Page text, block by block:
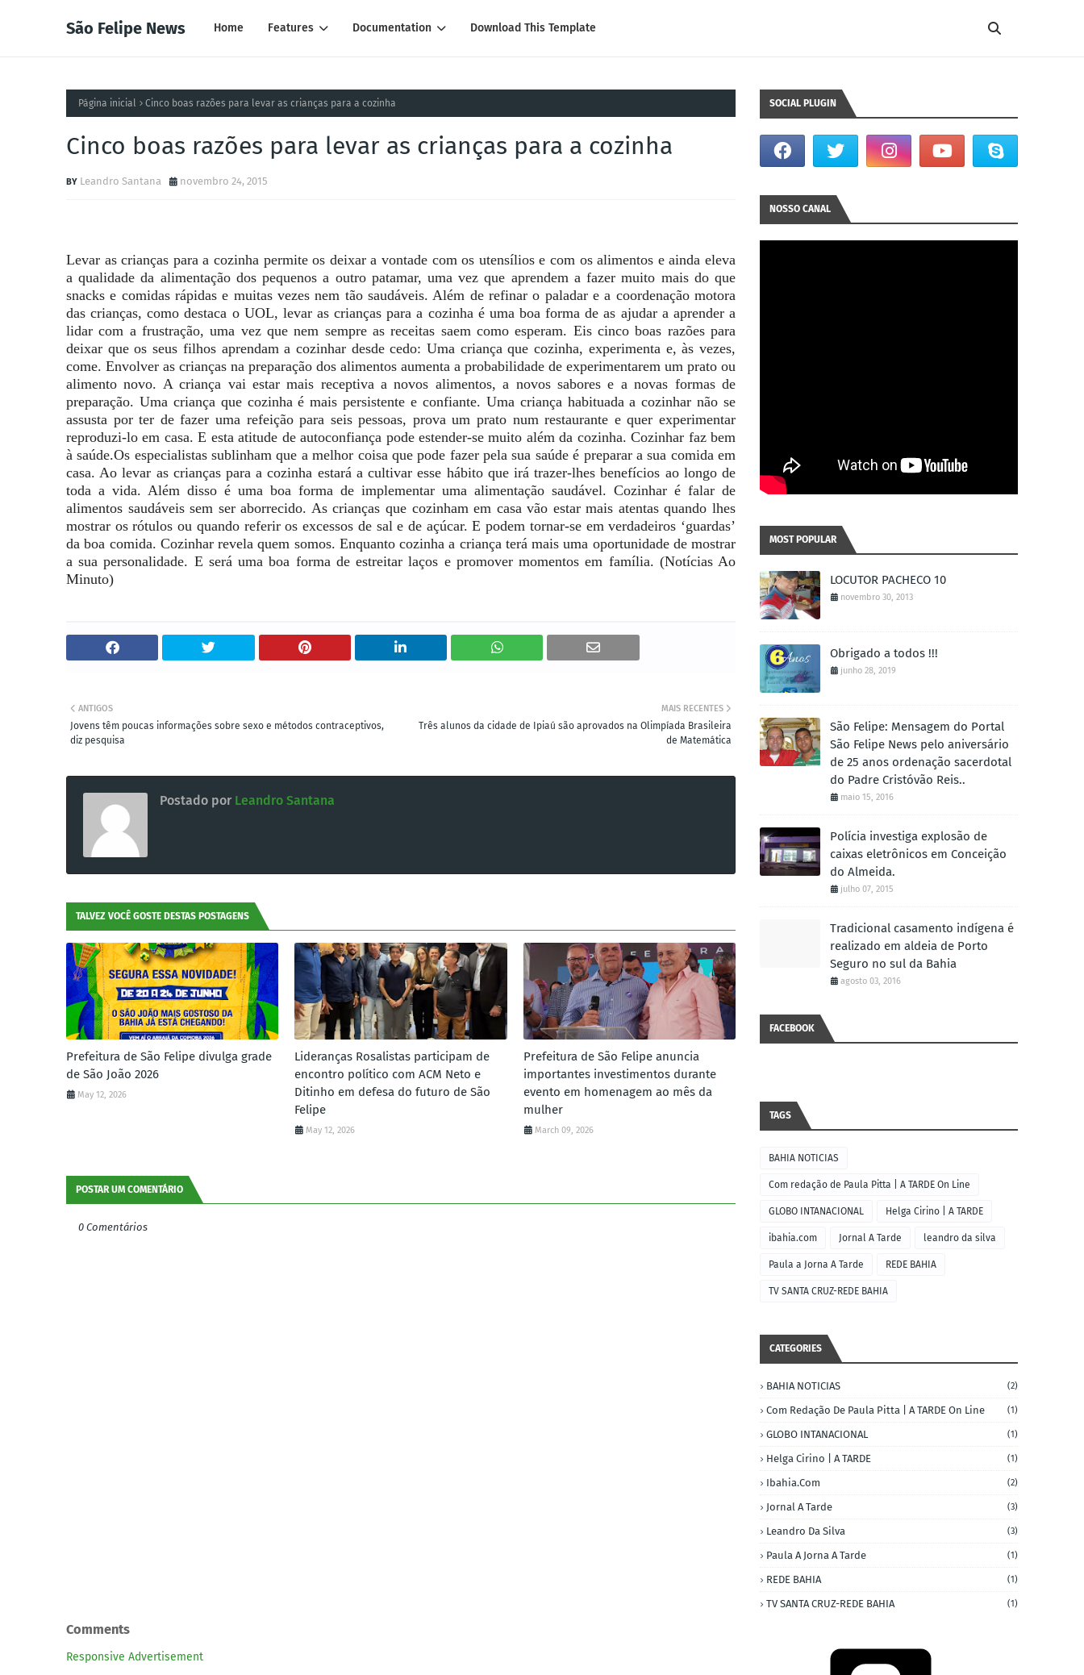
São Felipe News Home Features Documentation Download This Template
Página inicial Cinco boas razões para levar as crianças para a cozinha
Cinco boas razões para levar as crianças para a cozinha
Leandro Santana novembro 24, 2015
Levar as crianças para a cozinha permite os deixar a vontade com os utensílios e com os alimentos e ainda eleva
a qualidade da alimentação dos pequenos a outro patamar, uma vez que aprendem a fazer muito mais do que
snacks e comidas rápidas e muitas vezes nem tão saudáveis. Além de refinar o paladar e a coordenação motora
das crianças, como destaca o UOL, levar as crianças para a cozinha é uma boa forma de as ajudar a aprender a
lidar com a frustração, uma vez que nem sempre as receitas saem como esperam. Eis cinco boas razões para
deixar que os seus filhos aprendam a cozinhar desde cedo: Uma criança que cozinha, experimenta e, às vezes,
come. Envolver as crianças na preparação dos alimentos aumenta a probabilidade de experimentarem um prato ou
alimento novo. A criança vai estar mais receptiva a novos alimentos, a novos sabores e a novas formas de
preparação. Uma criança que cozinha é mais persistente e confiante. Uma criança habituada a cozinhar não se
assusta por ter de fazer uma refeição para seis pessoas, prova um prato num restaurante e quer experimentar
reproduzi-lo em casa. E esta atitude de autoconfiança pode estender-se muito além da cozinha. Cozinhar faz bem
à saúde.Os especialistas sublinham que a melhor coisa que pode fazer pela sua saúde é preparar a sua comida em
casa. Ao levar as crianças para a cozinha estará a cultivar esse hábito que irá trazer-lhes benefícios ao longo de
toda a vida. Além disso é uma boa forma de implementar uma alimentação saudável. Cozinhar é falar de
alimentos saudáveis sem ser aborrecido. As crianças que cozinham em casa vão estar mais atentas quando lhes
mostrar os rótulos ou quando referir os excessos de sal e de açúcar. E podem tornar-se em verdadeiros ‘guardas’
da boa comida. Cozinhar revela quem somos. Enquanto cozinha a criança terá mais uma oportunidade de mostrar
a sua personalidade. E será uma boa forma de estreitar laços e promover momentos em família. (Notícias Ao
Minuto)
MAIS RECENTES
Três alunos da cidade de Ipiaú são aprovados na Olimpíada Brasileira
de Matemática
ANTIGOS
Jovens têm poucas informações sobre sexo e métodos contraceptivos,
diz pesquisa
Postado por Leandro Santana
TALVEZ VOCÊ GOSTE DESTAS POSTAGENS
Prefeitura de São Felipe divulga grade
de São João 2026
May 12, 2026
Lideranças Rosalistas participam de
encontro político com ACM Neto e
Ditinho em defesa do futuro de São
Felipe
May 12, 2026
Prefeitura de São Felipe anuncia
importantes investimentos durante
evento em homenagem ao mês da
mulher
March 09, 2026
POSTAR UM COMENTÁRIO
0 Comentários
Comments
Responsive Advertisement
SOCIAL PLUGIN
NOSSO CANAL
MOST POPULAR
LOCUTOR PACHECO 10
novembro 30, 2013
Obrigado a todos !!!
junho 28, 2019
São Felipe: Mensagem do Portal
São Felipe News pelo aniversário
de 25 anos ordenação sacerdotal
do Padre Cristóvão Reis..
maio 15, 2016
Polícia investiga explosão de
caixas eletrônicos em Conceição
do Almeida.
julho 07, 2015
Tradicional casamento indígena é
realizado em aldeia de Porto
Seguro no sul da Bahia
agosto 03, 2016
FACEBOOK
TAGS
BAHIA NOTICIAS
Com redação de Paula Pitta | A TARDE On Line
GLOBO INTANACIONAL Helga Cirino | A TARDE
ibahia.com Jornal A Tarde leandro da silva
Paula a Jorna A Tarde REDE BAHIA
TV SANTA CRUZ-REDE BAHIA
CATEGORIES
BAHIA NOTICIAS (2)
Com Redação De Paula Pitta | A TARDE On Line (1)
GLOBO INTANACIONAL (1)
Helga Cirino | A TARDE (1)
Ibahia.com (2)
Jornal A Tarde (3)
Leandro Da Silva (3)
Paula A Jorna A Tarde (1)
REDE BAHIA (1)
TV SANTA CRUZ-REDE BAHIA (1)